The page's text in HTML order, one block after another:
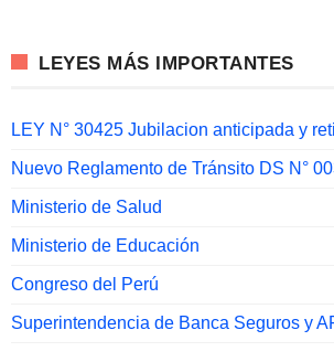
LEYES MÁS IMPORTANTES
LEY N° 30425 Jubilacion anticipada y
Nuevo Reglamento de Tránsito DS N°
Ministerio de Salud
Ministerio de Educación
Congreso del Perú
Superintendencia de Banca Seguros y